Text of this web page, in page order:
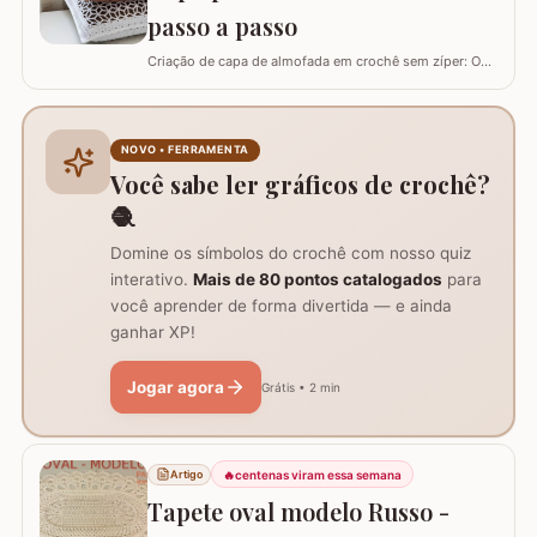
passo a passo
Criação de capa de almofada em crochê sem zíper: O
prática para lavar e versátil, usando crochê com fio de
Materiais necessários para o projeto: São
imprescindíveis fio de algodão nº6, agulha de…
NOVO • FERRAMENTA
Você sabe ler gráficos de crochê?
🧶
Domine os símbolos do crochê com nosso quiz
interativo. Mais de 80 pontos catalogados para
você aprender de forma divertida — e ainda
ganhar XP!
Jogar agora Grátis • 2 min
Artigo 🔥centenas viram essa semana
Tapete oval modelo Russo -